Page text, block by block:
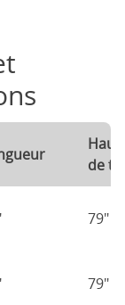
de
79"
79"